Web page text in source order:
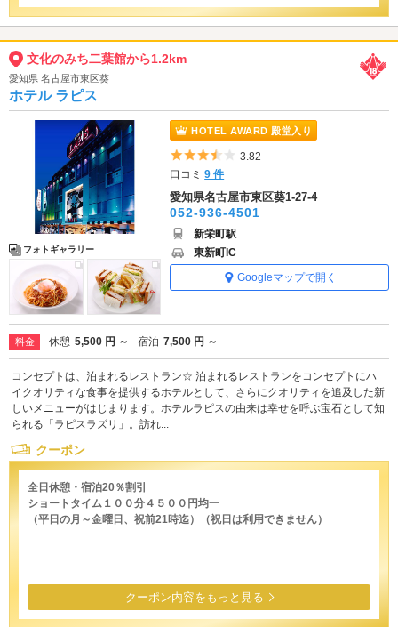
文化のみち二葉館から1.2km
愛知県 名古屋市東区葵
ホテル ラピス
フォトギャラリー
HOTEL AWARD 殿堂入り
5つ星のうち3.5
3.82
口コミ9 件
愛知県名古屋市東区葵1-27-4
052-936-4501
新栄町駅
東新町IC
Googleマップで開く
料金 休憩 5,500 円 ～ 宿泊 7,500 円 ～
コンセプトは、泊まれるレストラン☆ 泊まれるレストランをコンセプトにハ
イクオリティな食事を提供するホテルとして、さらにクオリティを追及した新
しいメニューがはじまります。ホテルラピスの由来は幸せを呼ぶ宝石として知
られる「ラピスラズリ」。訪れ...
クーポン
全日休憩・宿泊20％割引
ショートタイム１００分４５００円均一
（平日の月～金曜日、祝前21時迄）（祝日は利用できません）
クーポン内容をもっと見る